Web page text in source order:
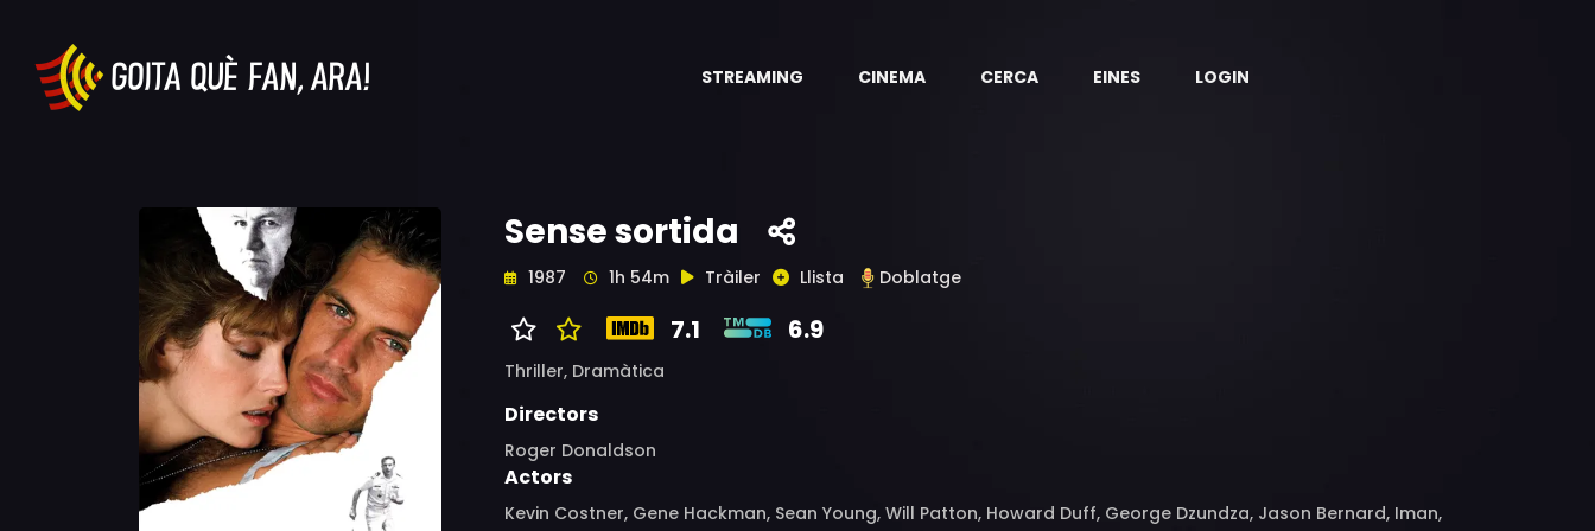
STREAMING CINEMA CERCA EINES LOGIN
Sense sortida
1987 1h 54m Tràiler Llista Doblatge
7.1 6.9
Thriller, Dramàtica
Directors
Roger Donaldson
Actors
Kevin Costner, Gene Hackman, Sean Young, Will Patton, Howard Duff, George Dzundza, Jason Bernard, Iman,